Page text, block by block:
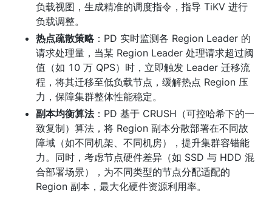
负载视图，生成精准的调度指令，指导 TiKV 进行
负载调整。
热点疏散策略：PD 实时监测各 Region Leader 的
请求处理量，当某 Region Leader 处理请求超过阈
值（如 10 万 QPS）时，立即触发 Leader 迁移流
程，将其迁移至低负载节点，缓解热点 Region 压
力，保障集群整体性能稳定。
副本均衡算法：PD 基于 CRUSH（可控哈希下的一
致复制）算法，将 Region 副本分散部署在不同故
障域（如不同机架、不同机房），提升集群容错能
力。同时，考虑节点硬件差异（如 SSD 与 HDD 混
合部署场景），为不同类型的节点分配适配的
Region 副本，最大化硬件资源利用率。